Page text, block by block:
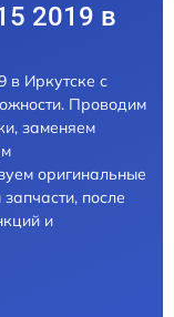
2019 в
в Иркутске с
Проводим
заменяем
оригинальные
после
и